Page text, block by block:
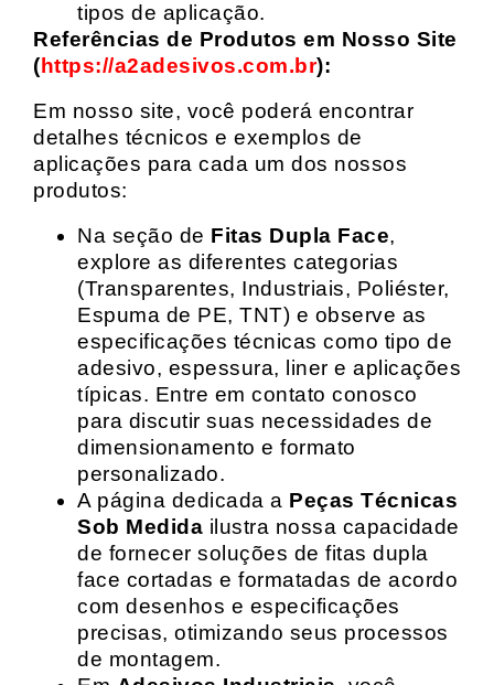
tipos de aplicação.
Referências de Produtos em Nosso Site
(https://a2adesivos.com.br):
Em nosso site, você poderá encontrar
detalhes técnicos e exemplos de
aplicações para cada um dos nossos
produtos:
Na seção de Fitas Dupla Face,
explore as diferentes categorias
(Transparentes, Industriais, Poliéster,
Espuma de PE, TNT) e observe as
especificações técnicas como tipo de
adesivo, espessura, liner e aplicações
típicas. Entre em contato conosco
para discutir suas necessidades de
dimensionamento e formato
personalizado.
A página dedicada a Peças Técnicas
Sob Medida ilustra nossa capacidade
de fornecer soluções de fitas dupla
face cortadas e formatadas de acordo
com desenhos e especificações
precisas, otimizando seus processos
de montagem.